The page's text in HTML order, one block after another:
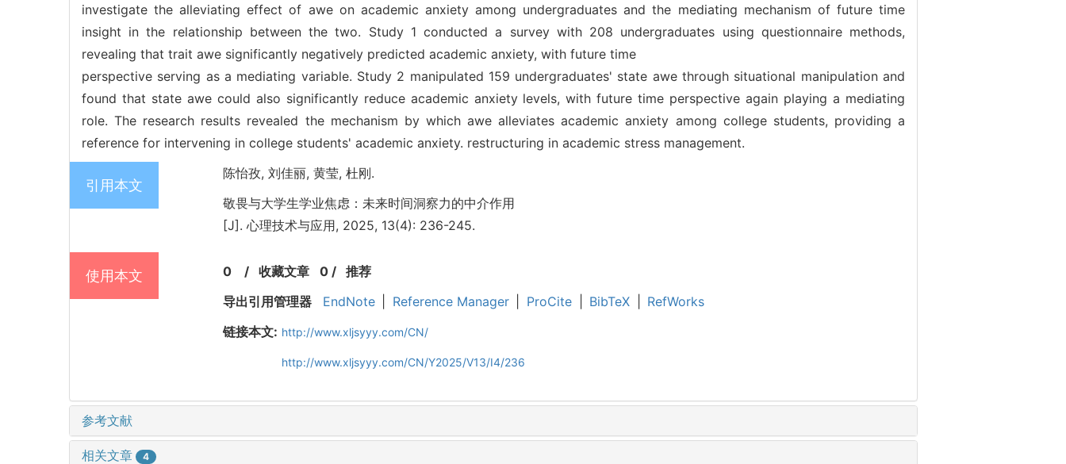
investigate the alleviating effect of awe on academic anxiety among undergraduates and the mediating mechanism of future time
insight in the relationship between the two. Study 1 conducted a survey with 208 undergraduates using questionnaire methods,
revealing that trait awe significantly negatively predicted academic anxiety, with future time
perspective serving as a mediating variable. Study 2 manipulated 159 undergraduates' state awe through situational manipulation and
found that state awe could also significantly reduce academic anxiety levels, with future time perspective again playing a mediating
role. The research results revealed the mechanism by which awe alleviates academic anxiety among college students, providing a
reference for intervening in college students' academic anxiety. restructuring in academic stress management.
引用本文
陈怡孜, 刘佳丽, 黄莹, 杜刚.
敬畏与大学生学业焦虑：未来时间洞察力的中介作用
[J]. 心理技术与应用, 2025, 13(4): 236-245.
使用本文 0 / 收藏文章 0/ 推荐
导出引用管理器
EndNote Reference Manager ProCite BibTeX
RefWorks
链接本文: http://www.xljsyyy.com/CN/
http://www.xljsyyy.com/CN/Y2025/V13/I4/236
参考文献
相关文章 4